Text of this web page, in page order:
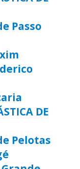
Passo
DE
Pelotas